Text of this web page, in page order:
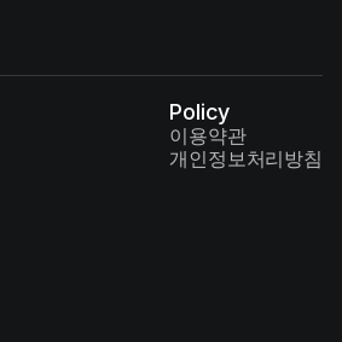
Policy
이용약관
개인정보처리방침